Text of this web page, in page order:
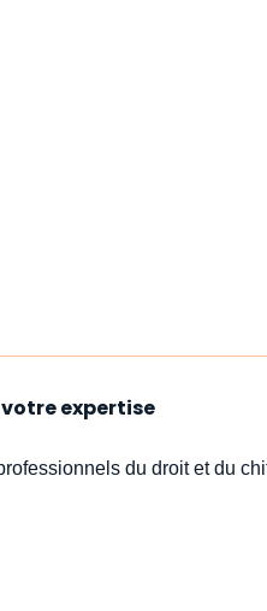
votre expertise
du droit et du